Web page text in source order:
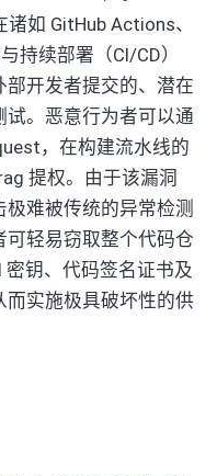
诸如 GitHub Actions、
持续部署（CI/CD）
开发者提交的、潜在
。恶意行为者可以通
，在构建流水线的
提权。由于该漏洞
难被传统的异常检测
轻易窃取整个代码仓
钥、代码签名证书及
实施极具破坏性的供